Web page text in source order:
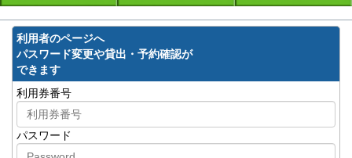
利用者のページへ
パスワード変更や貸出・予約確認が
できます
利用券番号
パスワード